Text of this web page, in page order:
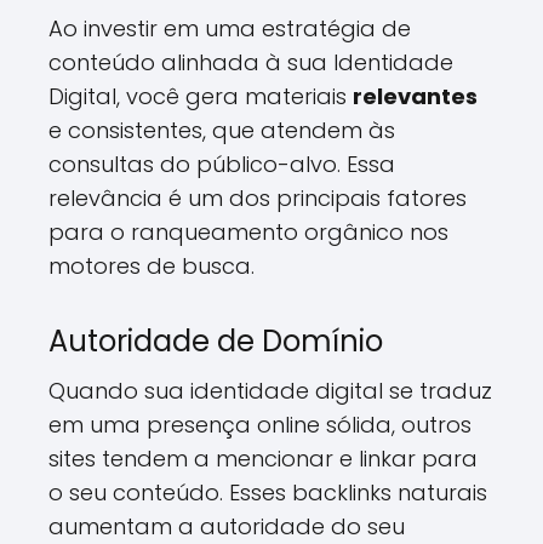
Ao investir em uma estratégia de
conteúdo alinhada à sua Identidade
Digital, você gera materiais relevantes
e consistentes, que atendem às
consultas do público-alvo. Essa
relevância é um dos principais fatores
para o ranqueamento orgânico nos
motores de busca.
Autoridade de Domínio
Quando sua identidade digital se traduz
em uma presença online sólida, outros
sites tendem a mencionar e linkar para
o seu conteúdo. Esses backlinks naturais
aumentam a autoridade do seu